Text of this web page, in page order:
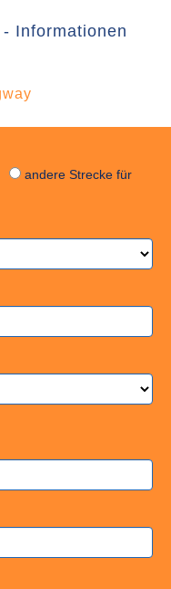
Informationen
andere Strecke für